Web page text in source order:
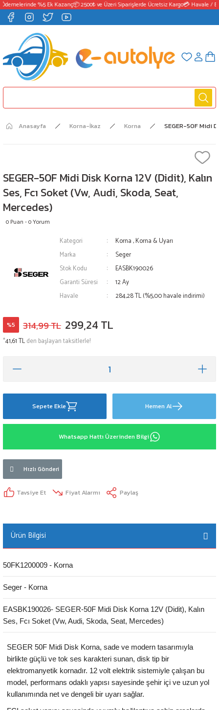
%5 Ek Kazanç📦 2500₺ ve Üzeri Siparişlerde Ücretsiz Kargo💳 Havale /
Anasayfa Korna-İkaz Korna SEGER-50F Midi
SEGER-50F Midi Disk Korna 12V (Didit), Kalın
Ses, Fcı Soket (Vw, Audi, Skoda, Seat,
Mercedes)
0 Puan - 0 Yorum
Kategori Korna,Korna & Uyarı
Marka
Seger
Stok Kodu
EASBK190026
Garanti Süresi
12 Ay
Havale
284,28 TL (%5,00 havale indirimi)
%5 314,99 TL 299,24 TL
*41,61 TLden başlayan taksitlerle!
Sepete Ekle Hemen Al
Whatsapp Hattı Üzerinden Bilgi
Hızlı Gönderi
Tavsiye Et Fiyat Alarmı Paylaş
Ürün Bilgisi
50FK1200009 - Korna
Seger - Korna
EASBK190026- SEGER-50F Midi Disk Korna 12V (Didit), Kalın
Ses, Fcı Soket (Vw, Audi, Skoda, Seat, Mercedes)
SEGER 50F Midi Disk Korna, sade ve modern tasarımıyla
birlikte güçlü ve tok ses karakteri sunan, disk tip bir
elektromanyetik kornadır. 12 volt elektrik sistemiyle çalışan bu
model, performans odaklı yapısı sayesinde şehir içi ve uzun yol
kullanımında net ve dengeli bir uyarı sağlar.